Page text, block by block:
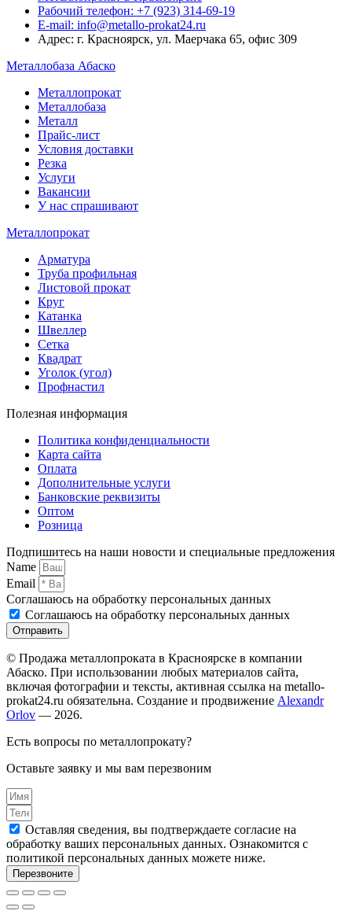
Рабочий телефон: +7 (923) 314-69-19
E-mail: info@metallo-prokat24.ru
Адрес: г. Красноярск, ул. Маерчака 65, офис 309
Металлобаза Абаско
Металлопрокат
Металлобаза
Металл
Прайс-лист
Условия доставки
Резка
Услуги
Вакансии
У нас спрашивают
Металлопрокат
Арматура
Труба профильная
Листовой прокат
Круг
Катанка
Швеллер
Сетка
Квадрат
Уголок (угол)
Профнастил
Полезная информация
Политика конфиденциальности
Карта сайта
Оплата
Дополнительные услуги
Банковские реквизиты
Оптом
Розница
Подпишитесь на наши новости и специальные предложения
Name
Email
Соглашаюсь на обработку персональных данных
Соглашаюсь на обработку персональных данных
Отправить
© Продажа металлопроката в Красноярске в компании
Абаско. При использовании любых материалов сайта,
включая фотографии и тексты, активная ссылка на metallo-
prokat24.ru обязательна. Создание и продвижение Alexandr
Orlov — 2026.
Есть вопросы по металлопрокату?
Оставьте заявку и мы вам перезвоним
Оставляя сведения, вы подтверждаете согласие на
обработку ваших персональных данных. Ознакомится с
политикой персональных данных можете ниже.
Перезвоните